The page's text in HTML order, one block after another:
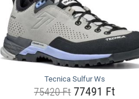
Tecnica Sulfur Ws
75420 Ft77491 Ft